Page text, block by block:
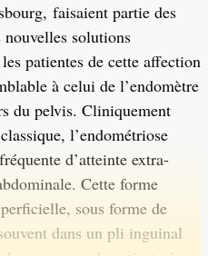
faisaient partie des
nouvelles solutions
patientes de cette affection
à celui de l’endomètre
du pelvis. Cliniquement
l’endométriose
d’atteinte extra-
Cette forme
sous forme de
dans un pli inguinal